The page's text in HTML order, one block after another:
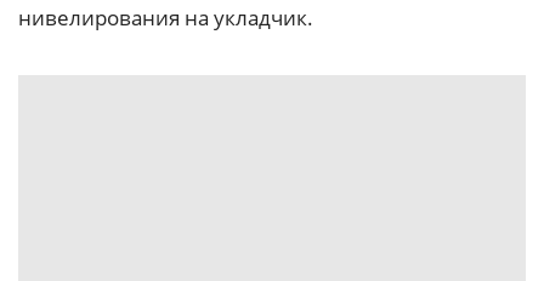
нивелирования на укладчик.